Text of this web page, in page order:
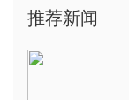
推荐新闻